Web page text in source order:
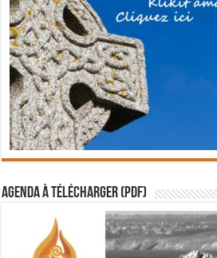
Agenda à télécharger (PDF)